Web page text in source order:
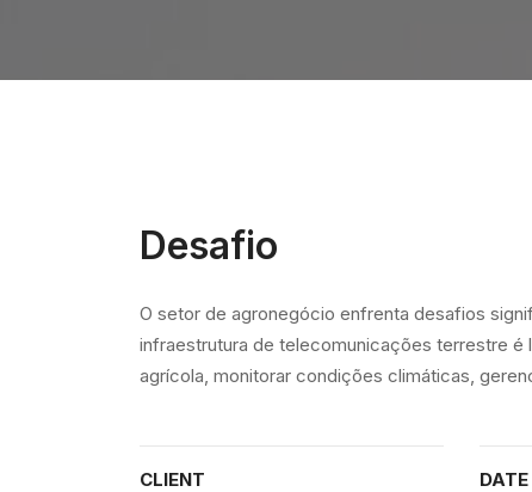
Desafio
O setor de agronegócio enfrenta desafios
infraestrutura de telecomunicações terrestre é
agrícola, monitorar condições climáticas,
CLIENT
DATE